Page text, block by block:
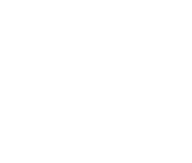
MAGIC